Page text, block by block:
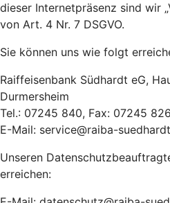
dieser Internetpräsenz sind wir
von Art. 4 Nr. 7 DSGVO.
Sie können uns wie folgt
Raiffeisenbank Südhardt eG,
Durmersheim
Tel.: 07245 840, Fax: 07245
E-Mail: service@raiba-
Unseren
erreichen: